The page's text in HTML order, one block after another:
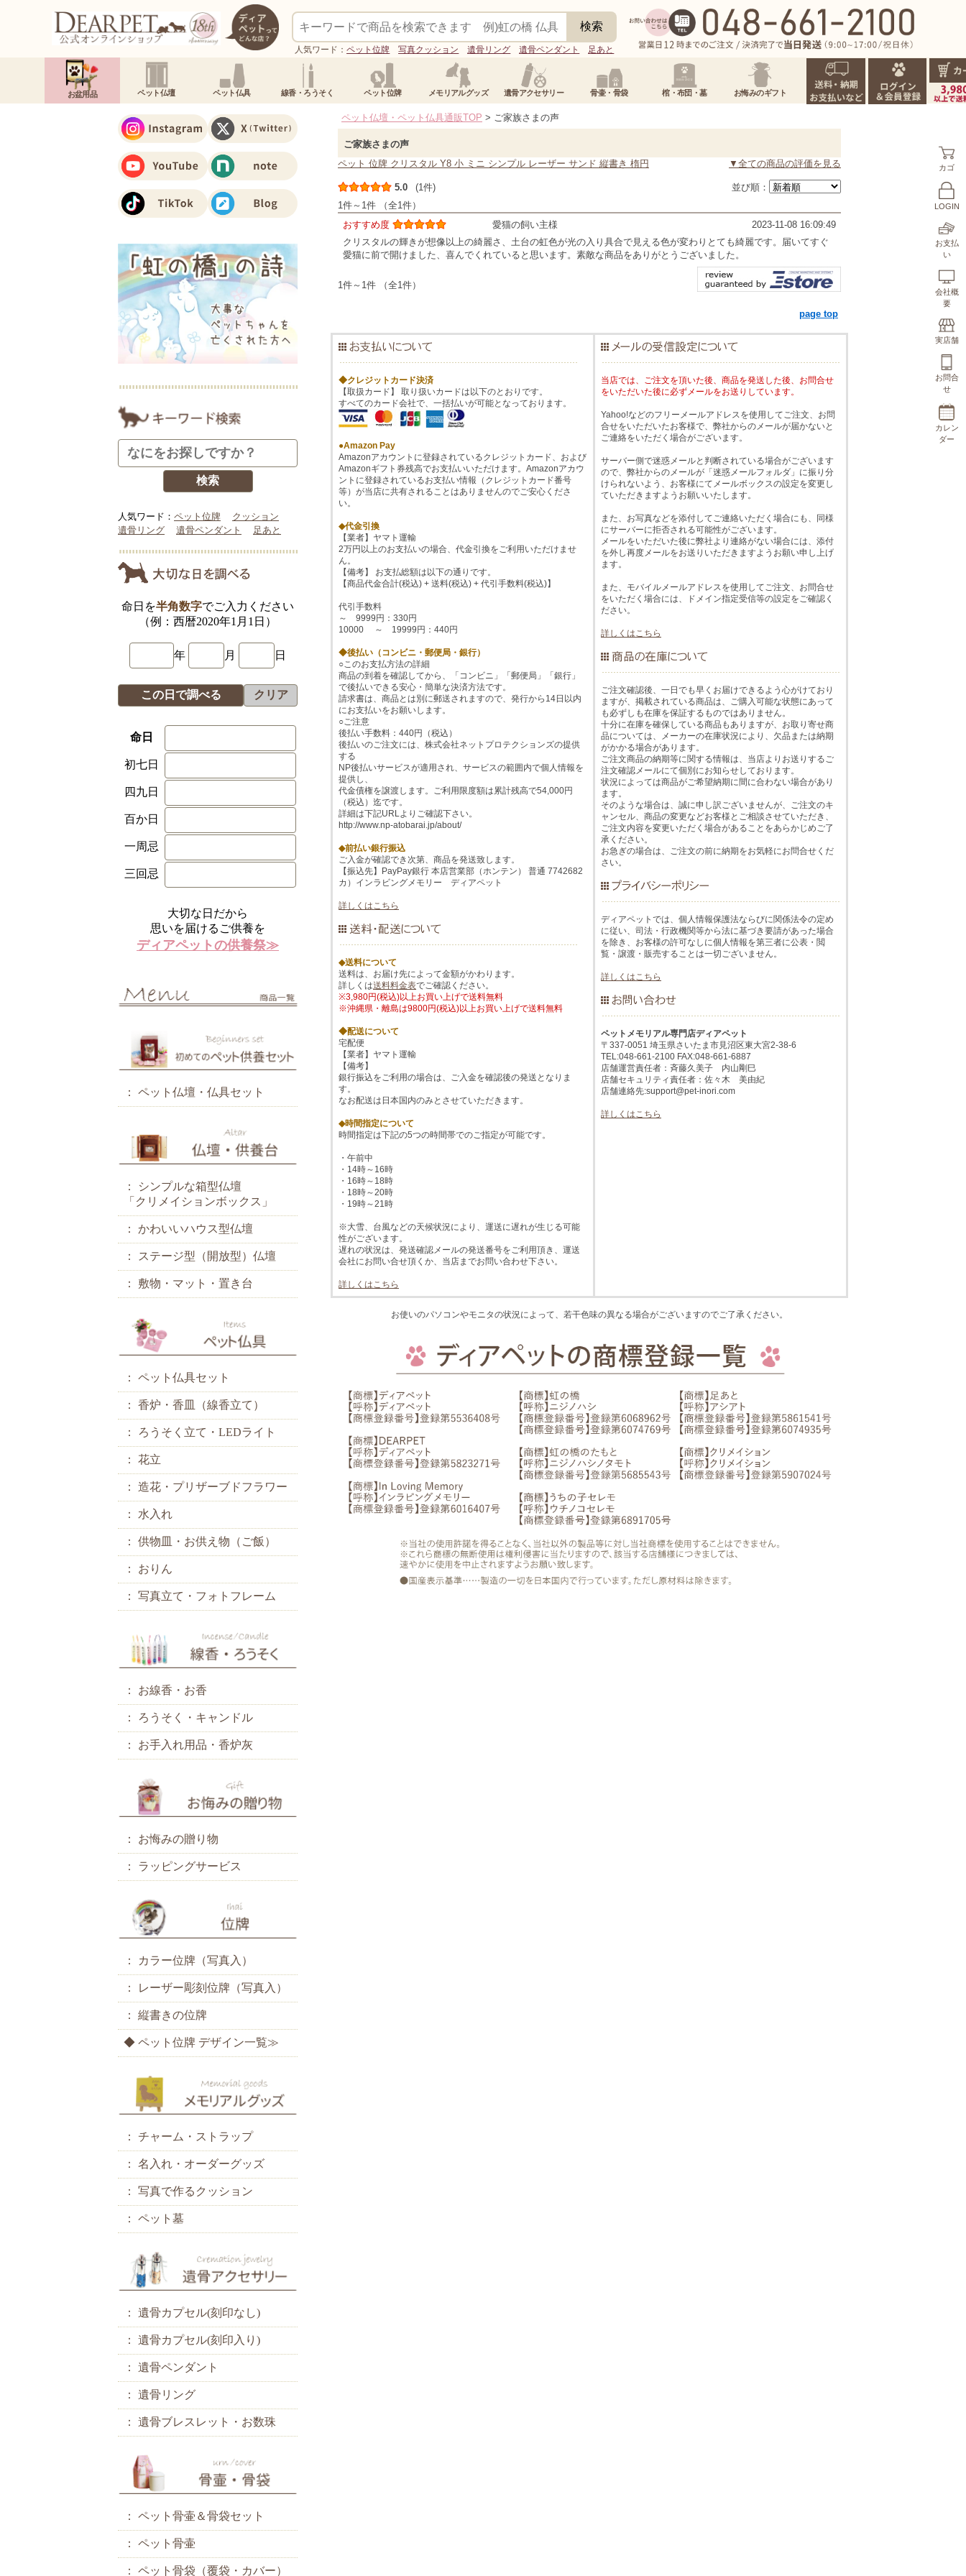
人気ワード：ペット位牌 写真クッション 遺骨リング 遺骨ペンダント 足あと
お盆用品 ペット仏壇 ペット仏具 線香・ろうそく ペット位牌 メモリアルグッズ 遺骨アクセサリー 骨壷・骨袋 棺・布団・墓 お悔みのギフト
カゴ
LOGIN
お支払
い
会社概
要
実店舗
お問合
せ
カレン
ダー
ペット仏壇・ペット仏具通販TOP > ご家族さまの声
ご家族さまの声
ペット 位牌 クリスタル Y8 小 ミニ シンプル レーザー サンド 縦書き 楕円
▼全ての商品の評価を見る
5.0 (1件)
並び順：
1件～1件 （全1件）
おすすめ度
愛猫の飼い主様
2023-11-08 16:09:49
クリスタルの輝きが想像以上の綺麗さ、土台の虹色が光の入り具合で見える色が変わりとても綺麗です。届いてすぐ
愛猫に前で開けました、喜んでくれていると思います。素敵な商品をありがとうございました。
1件～1件 （全1件）
page top
◆クレジットカード決済
【取扱カード】 取り扱いカードは以下のとおりです。
すべてのカード会社で、一括払いが可能となっております。
●Amazon Pay
Amazonアカウントに登録されているクレジットカード、および
Amazonギフト券残高でお支払いいただけます。Amazonアカウ
ントに登録されているお支払い情報（クレジットカード番号
等）が当店に共有されることはありませんのでご安心くださ
い。
◆代金引換
【業者】ヤマト運輸
2万円以上のお支払いの場合、代金引換をご利用いただけませ
ん。
【備考】 お支払総額は以下の通りです。
【商品代金合計(税込) + 送料(税込) + 代引手数料(税込)】
代引手数料
～ 9999円：330円
10000 ～ 19999円：440円
◆後払い（コンビニ・郵便局・銀行）
○このお支払方法の詳細
商品の到着を確認してから、「コンビニ」「郵便局」「銀行」
で後払いできる安心・簡単な決済方法です。
請求書は、商品とは別に郵送されますので、発行から14日以内
にお支払いをお願いします。
○ご注意
後払い手数料：440円（税込）
後払いのご注文には、株式会社ネットプロテクションズの提供
する
NP後払いサービスが適用され、サービスの範囲内で個人情報を
提供し、
代金債権を譲渡します。ご利用限度額は累計残高で54,000円
（税込）迄です。
詳細は下記URLよりご確認下さい。
http://www.np-atobarai.jp/about/
◆前払い銀行振込
ご入金が確認でき次第、商品を発送致します。
【振込先】PayPay銀行 本店営業部（ホンテン） 普通 7742682
カ）インラビングメモリー ディアペット
詳しくはこちら
◆送料について
送料は、お届け先によって金額がかわります。
詳しくは送料料金表でご確認ください。
※3,980円(税込)以上お買い上げで送料無料
※沖縄県・離島は9800円(税込)以上お買い上げで送料無料
◆配送について
宅配便
【業者】ヤマト運輸
【備考】
銀行振込をご利用の場合は、ご入金を確認後の発送となりま
す。
なお配送は日本国内のみとさせていただきます。
◆時間指定について
時間指定は下記の5つの時間帯でのご指定が可能です。
・午前中
・14時～16時
・16時～18時
・18時～20時
・19時～21時
※大雪、台風などの天候状況により、運送に遅れが生じる可能
性がございます。
遅れの状況は、発送確認メールの発送番号をご利用頂き、運送
会社にお問い合せ頂くか、当店までお問い合わせ下さい。
詳しくはこちら
当店では、ご注文を頂いた後、商品を発送した後、お問合せ
をいただいた後に必ずメールをお送りしています。
Yahoo!などのフリーメールアドレスを使用してご注文、お問
合せをいただいたお客様で、弊社からのメールが届かないと
ご連絡をいただく場合がございます。
サーバー側で迷惑メールと判断されている場合がございます
ので、弊社からのメールが「迷惑メールフォルダ」に振り分
けられないよう、お客様にてメールボックスの設定を変更し
ていただきますようお願いいたします。
また、お写真などを添付してご連絡いただく場合にも、同様
にサーバーに拒否される可能性がございます。
メールをいただいた後に弊社より連絡がない場合には、添付
を外し再度メールをお送りいただきますようお願い申し上げ
ます。
また、モバイルメールアドレスを使用してご注文、お問合せ
をいただく場合には、ドメイン指定受信等の設定をご確認く
ださい。
詳しくはこちら
ご注文確認後、一日でも早くお届けできるよう心がけており
ますが、掲載されている商品は、ご購入可能な状態にあって
も必ずしも在庫を保証するものではありません。
十分に在庫を確保している商品もありますが、お取り寄せ商
品については、メーカーの在庫状況により、欠品または納期
がかかる場合があります。
ご注文商品の納期等に関する情報は、当店よりお送りするご
注文確認メールにて個別にお知らせしております。
状況によっては商品がご希望納期に間に合わない場合があり
ます。
そのような場合は、誠に申し訳ございませんが、ご注文のキ
ャンセル、商品の変更などお客様とご相談させていただき、
ご注文内容を変更いただく場合があることをあらかじめご了
承ください。
お急ぎの場合は、ご注文の前に納期をお気軽にお問合せくだ
さい。
ディアペットでは、個人情報保護法ならびに関係法令の定め
に従い、司法・行政機関等から法に基づき要請があった場合
を除き、お客様の許可なしに個人情報を第三者に公表・閲
覧・譲渡・販売することは一切ございません。
詳しくはこちら
ペットメモリアル専門店ディアペット
〒337-0051 埼玉県さいたま市見沼区東大宮2-38-6
TEL:048-661-2100 FAX:048-661-6887
店舗運営責任者：斉藤久美子 内山剛巳
店舗セキュリティ責任者：佐々木 美由紀
店舗連絡先:support@pet-inori.com
詳しくはこちら
お使いのパソコンやモニタの状況によって、若干色味の異なる場合がございますのでご了承ください。